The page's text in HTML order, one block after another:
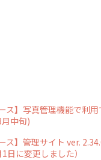
ス】写真管理機能で利
中旬)
ス】管理サイト ver.
日に変更しました）